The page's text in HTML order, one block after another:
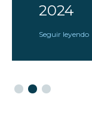
2024
Seguir leyendo